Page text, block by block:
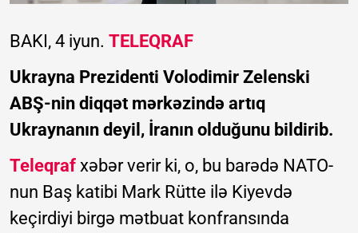
BAKI, 4 iyun. TELEQRAF
Ukrayna Prezidenti Volodimir Zelenski
ABŞ-nin diqqət mərkəzində artıq
Ukraynanın deyil, İranın olduğunu bildirib.
Teleqraf xəbər verir ki, o, bu barədə NATO-
nun Baş katibi Mark Rütte ilə Kiyevdə
keçirdiyi birgə mətbuat konfransında